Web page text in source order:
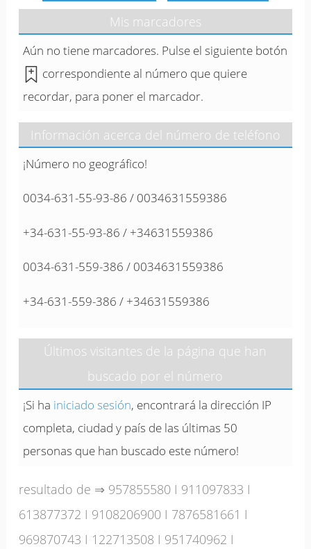
Mis marcadores
Aún no tiene marcadores. Pulse el siguiente botón
correspondiente al número que quiere
recordar, para poner el marcador.
Información acerca del número de teléfono
¡Número no geográfico!
0034-631-55-93-86 / 0034631559386
+34-631-55-93-86 / +34631559386
0034-631-559-386 / 0034631559386
+34-631-559-386 / +34631559386
Últimos visitantes de la página que han
buscado por el número
¡Si ha iniciado sesión, encontrará la dirección IP
completa, ciudad y país de las últimas 50
personas que han buscado este número!
resultado de ⇒ 957855580 I 911097833 I
613877372 I 9108206900 I 7876581661 I
969870743 I 122713508 I 951740962 I